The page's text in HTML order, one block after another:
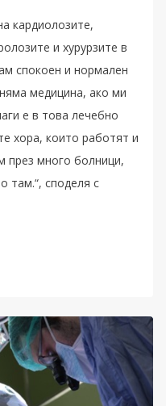
кардиолозите,
и хурурзите в
спокоен и нормален
медицина, ако ми
е в това лечебно
хора, които работят и
през много болници,
там.“, споделя с